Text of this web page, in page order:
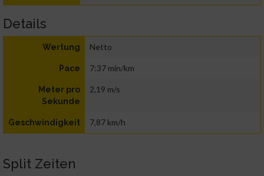
Details
Wertung Netto
Pace 7:37 min/km
Meter pro
Sekunde
2,19 m/s
Geschwindigkeit 7,87 km/h
Split Zeiten